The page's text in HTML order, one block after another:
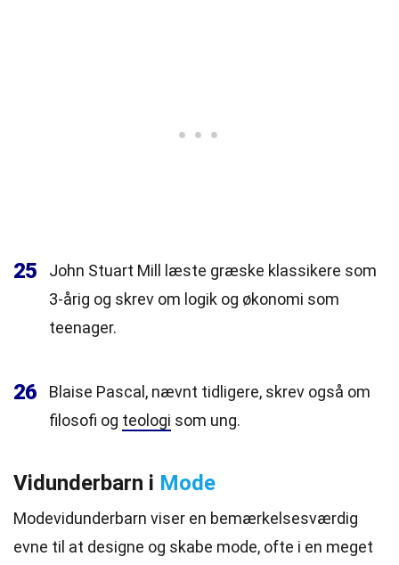
25
John Stuart Mill læste græske klassikere som
3-årig og skrev om logik og økonomi som
teenager.
26
Blaise Pascal, nævnt tidligere, skrev også om
filosofi og teologi som ung.
Vidunderbarn i Mode
Modevidunderbarn viser en bemærkelsesværdig
evne til at designe og skabe mode, ofte i en meget